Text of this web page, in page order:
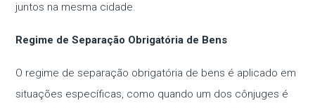
juntos na mesma cidade.
Regime de Separação Obrigatória de Bens
O regime de separação obrigatória de bens é aplicado em
situações específicas, como quando um dos cônjuges é